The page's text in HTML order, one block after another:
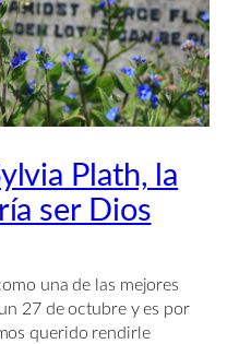
Plath, la
ser Dios
una de las mejores
27 de octubre y es por
querido rendirle